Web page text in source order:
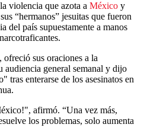
violencia que azota a México y
“hermanos” jesuitas que fueron
del país supuestamente a manos
sus oraciones a la
audiencia general semanal y dijo
tras enterarse de los asesinatos en
afirmó. “Una vez más,
los problemas, solo aumenta